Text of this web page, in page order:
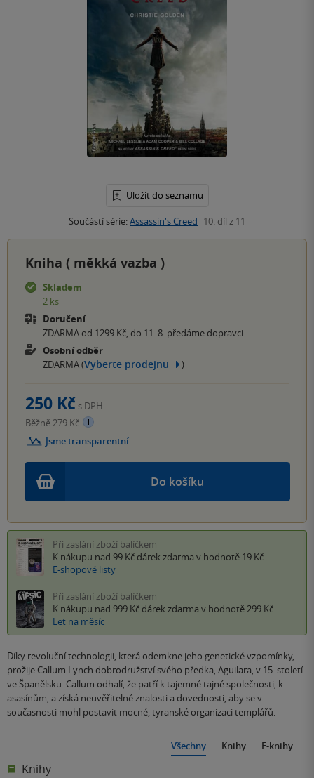
Uložit do seznamu
Součástí série:Assassin's Creed 10. díl z 11
Kniha ( měkká vazba )
Skladem
2 ks
Doručení
ZDARMA od 1299 Kč, do 11. 8. předáme dopravci
Osobní odběr
ZDARMA (Vyberte prodejnu )
Do košíku
250 Kč s DPH
Běžně 279 Kč
Jsme transparentní
Při zaslání zboží balíčkem
K nákupu nad 99 Kč dárek zdarma v hodnotě 19 Kč
E-shopové listy
Při zaslání zboží balíčkem
K nákupu nad 999 Kč dárek zdarma v hodnotě 299 Kč
Let na měsíc
Díky revoluční technologii, která odemkne jeho genetické vzpomínky,
prožije Callum Lynch dobrodružství svého předka, Aguilara, v 15. století
ve Španělsku. Callum odhalí, že patří k tajemné tajné společnosti, k
asasínům, a získá neuvěřitelné znalosti a dovednosti, aby se v
současnosti mohl postavit mocné, tyranské organizaci templářů.
Všechny Knihy E-knihy
Knihy